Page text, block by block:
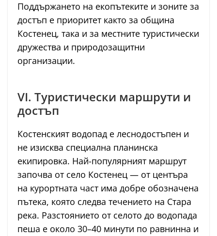
Поддържането на екопътеките и зоните за
достъп е приоритет както за община
Костенец, така и за местните туристически
дружества и природозащитни
организации.
VI. Туристически маршрути и
достъп
Костенският водопад е леснодостъпен и
не изисква специална планинска
екипировка. Най-популярният маршрут
започва от село Костенец — от центъра
на курортната част има добре обозначена
пътека, която следва течението на Стара
река. Разстоянието от селото до водопада
пеша е около 30–40 минути по равнинна и